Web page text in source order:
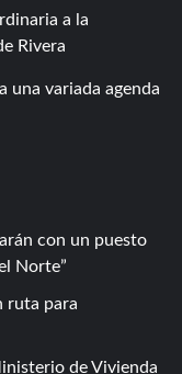
a la
Rivera
una variada agenda
con un puesto
Norte
ruta para
de Vivienda